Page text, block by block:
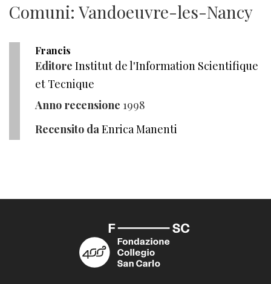
Comuni: Vandoeuvre-les-Nancy
Francis
Editore Institut de l'Information Scientifique
et Tecnique
Anno recensione 1998
Recensito daEnrica Manenti